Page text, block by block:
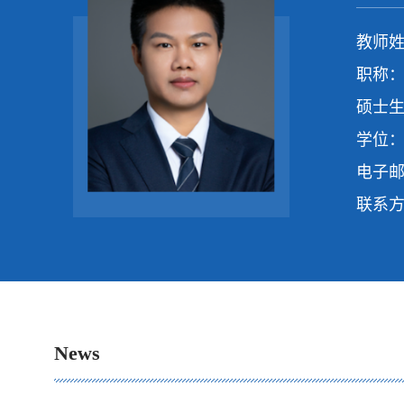
教师
职称
硕士
学位
电子
联系
News